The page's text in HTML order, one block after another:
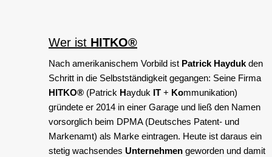
Wer ist HITKO®
Nach amerikanischem Vorbild ist Patrick Hayduk den
Schritt in die Selbstständigkeit gegangen: Seine Firma
HITKO® (Patrick Hayduk IT + Kommunikation)
gründete er 2014 in einer Garage und ließ den Namen
vorsorglich beim DPMA (Deutsches Patent- und
Markenamt) als Marke eintragen. Heute ist daraus ein
stetig wachsendes Unternehmen geworden und damit